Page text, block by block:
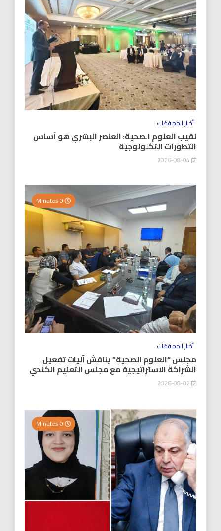
أخبار المحافظات
نقيب العلوم الصحية: العنصر البشري هو أساس
التطورات التكنولوجية
أخبار المحافظات
مجلس “العلوم الصحية” يناقش آليات تفعيل
الشراكة الاستراتيجية مع مجلس التعليم الكندي